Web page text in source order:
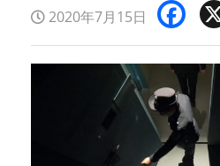
2020年7月15日